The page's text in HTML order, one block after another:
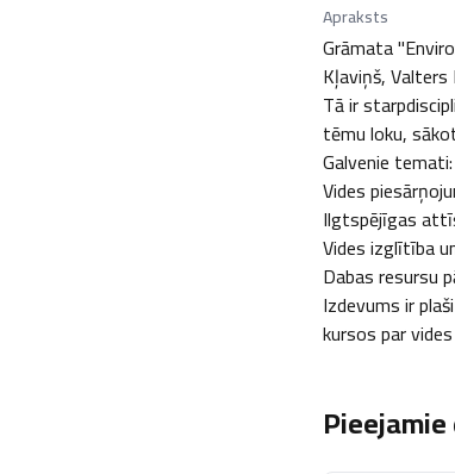
Apraksts
Grāmata
Kļaviņš, Valters
Tā ir
tēmu loku,
Galvenie temati:
Vides
Ilgtspējīgas
Vides izglītība
Dabas resursu
Izdevums ir
kursos par